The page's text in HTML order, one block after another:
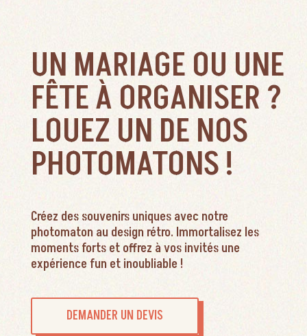
UN MARIAGE OU UNE
FÊTE À ORGANISER ?
LOUEZ UN DE NOS
PHOTOMATONS !
Créez des souvenirs uniques avec notre
photomaton au design rétro. Immortalisez les
moments forts et offrez à vos invités une
expérience fun et inoubliable !
DEMANDER UN DEVIS